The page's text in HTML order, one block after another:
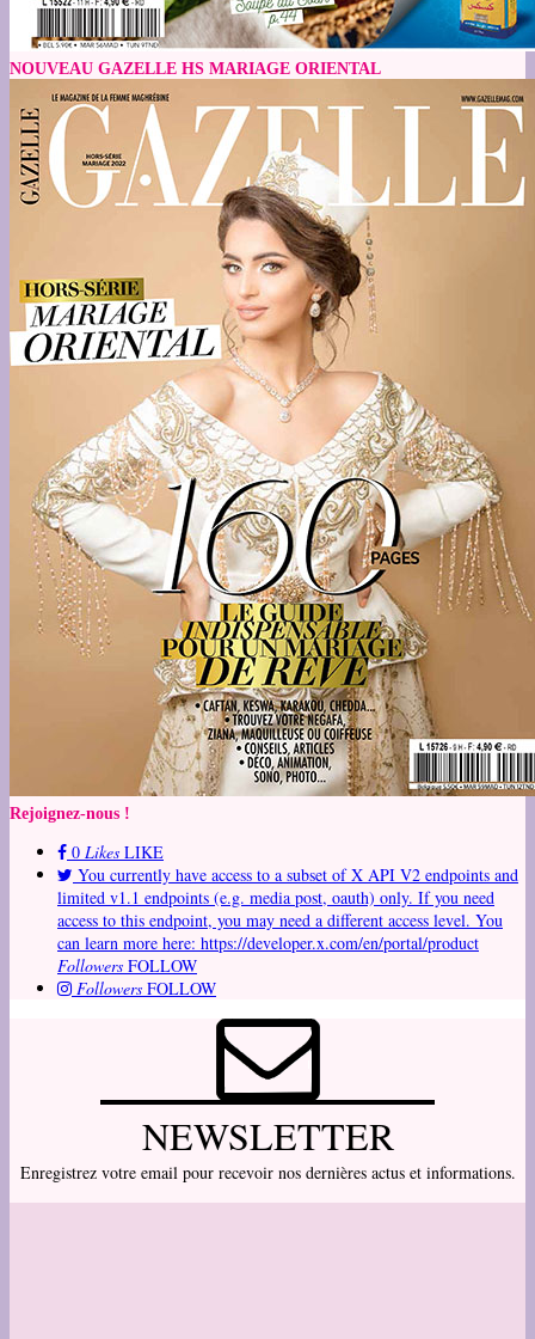
NOUVEAU GAZELLE HS MARIAGE ORIENTAL
Rejoignez-nous !
0 Likes LIKE
You currently have access to a subset of X API V2 endpoints and
limited v1.1 endpoints (e.g. media post, oauth) only. If you need
access to this endpoint, you may need a different access level. You
can learn more here: https://developer.x.com/en/portal/product
Followers FOLLOW
Followers FOLLOW
NEWSLETTER
Enregistrez votre email pour recevoir nos dernières actus et informations.